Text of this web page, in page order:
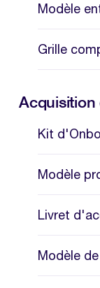
Modèle
Grille
Acquisition
Kit
Modèle
Livret
Modèle